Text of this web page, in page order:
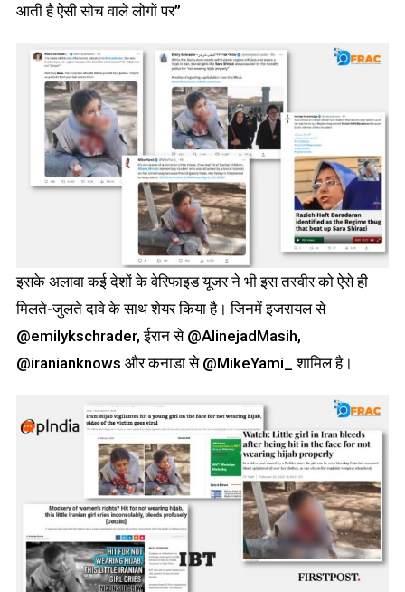
आती है ऐसी सोच वाले लोगों पर”
इसके अलावा कई देशों के वेरिफाइड यूजर ने भी इस तस्वीर को ऐसे ही
मिलते-जुलते दावे के साथ शेयर किया है। जिनमें इजरायल से
@emilykschrader, ईरान से @AlinejadMasih,
@iranianknows और कनाडा से @MikeYami_ शामिल है।